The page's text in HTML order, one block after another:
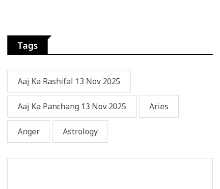
Tags
Aaj Ka Rashifal 13 Nov 2025
Aaj Ka Panchang 13 Nov 2025 Aries
Anger Astrology